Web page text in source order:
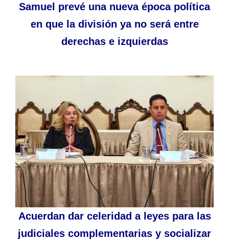
Samuel prevé una nueva época política
en que la división ya no será entre
derechas e izquierdas
Acuerdan dar celeridad a leyes para las
judiciales complementarias y socializar